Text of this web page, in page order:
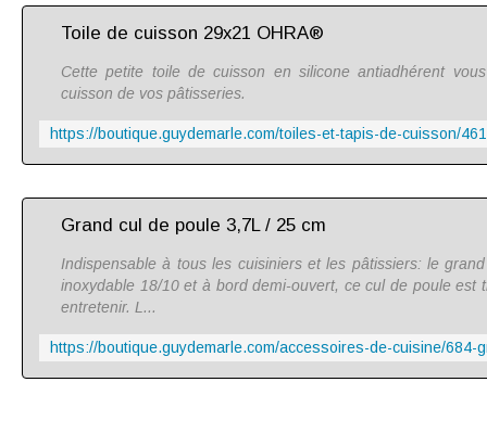
Toile de cuisson 29x21 OHRA®
Cette petite toile de cuisson en silicone antiadhérent
cuisson de vos pâtisseries.
Grand cul de poule 3,7L / 25 cm
Indispensable à tous les cuisiniers et les pâtissiers: le
inoxydable 18/10 et à bord demi-ouvert, ce cul de poule est
entretenir. L...